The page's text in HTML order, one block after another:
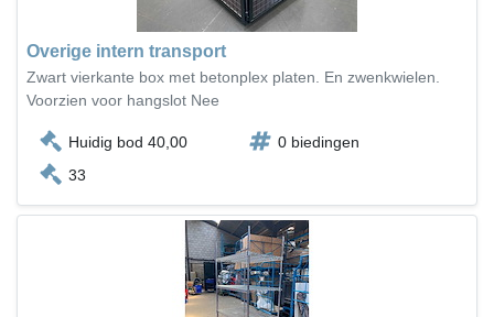
Overige intern transport
Zwart vierkante box met betonplex platen. En zwenkwielen.
Voorzien voor hangslot Nee
Huidig bod 40,00
0 biedingen
33